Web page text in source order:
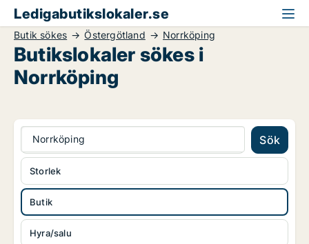
Ledigabutikslokaler.se
Butik sökes Östergötland Norrköping
Butikslokaler sökes i
Norrköping
Norrköping Sök
Butik
Hyra/salu
Storlek